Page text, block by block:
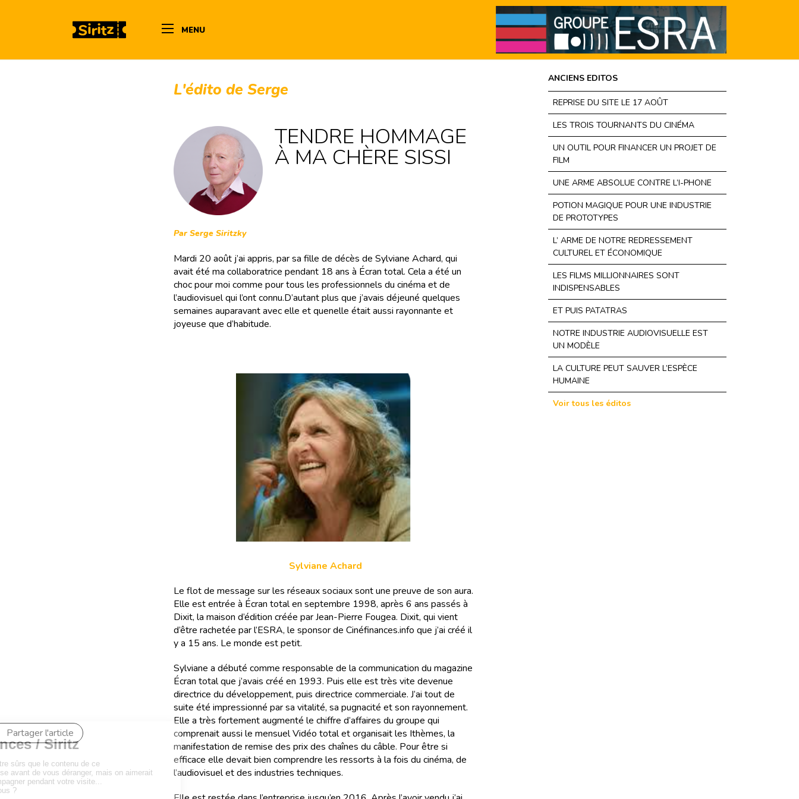
MENU
Partager l'article
L'édito de Serge
TENDRE HOMMAGE
À MA CHÈRE SISSI
Par Serge Siritzky
Mardi 20 août j’ai appris, par sa fille de décès de Sylviane Achard, qui
avait été ma collaboratrice pendant 18 ans à Écran total. Cela a été un
choc pour moi comme pour tous les professionnels du cinéma et de
l’audiovisuel qui l’ont connu.D’autant plus que j’avais déjeuné quelques
semaines auparavant avec elle et quenelle était aussi rayonnante et
joyeuse que d’habitude.
Sylviane Achard
Le flot de message sur les réseaux sociaux sont une preuve de son aura.
Elle est entrée à Écran total en septembre 1998, après 6 ans passés à
Dixit, la maison d’édition créée par Jean-Pierre Fougea. Dixit, qui vient
d’être rachetée par l’ESRA, le sponsor de Cinéfinances.info que j’ai créé il
y a 15 ans. Le monde est petit.
Sylviane a débuté comme responsable de la communication du magazine
Écran total que j’avais créé en 1993. Puis elle est très vite devenue
directrice du développement, puis directrice commerciale. J’ai tout de
suite été impressionné par sa vitalité, sa pugnacité et son rayonnement.
Elle a très fortement augmenté le chiffre d’affaires du groupe qui
comprenait aussi le mensuel Vidéo total et organisait les Ithèmes, la
manifestation de remise des prix des chaînes du câble. Pour être si
efficace elle devait bien comprendre les ressorts à la fois du cinéma, de
l’audiovisuel et des industries techniques.
ANCIENS EDITOS
REPRISE DU SITE LE 17 AOÛT
LES TROIS TOURNANTS DU CINÉMA
UN OUTIL POUR FINANCER UN PROJET DE
FILM
UNE ARME ABSOLUE CONTRE L’I-PHONE
POTION MAGIQUE POUR UNE INDUSTRIE
DE PROTOTYPES
L’ ARME DE NOTRE REDRESSEMENT
CULTUREL ET ÉCONOMIQUE
LES FILMS MILLIONNAIRES SONT
INDISPENSABLES
ET PUIS PATATRAS
NOTRE INDUSTRIE AUDIOVISUELLE EST
UN MODÈLE
LA CULTURE PEUT SAUVER L’ESPÈCE
HUMAINE
Voir tous les éditos